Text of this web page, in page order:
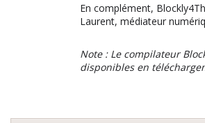
En complément,
Laurent, médiateur
Note : Le compilateur
disponibles en